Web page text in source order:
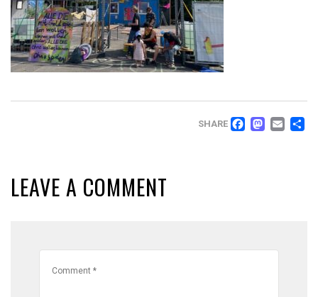
SHARE
LEAVE A COMMENT